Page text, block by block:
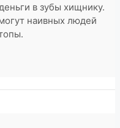
в зубы хищнику.
наивных людей